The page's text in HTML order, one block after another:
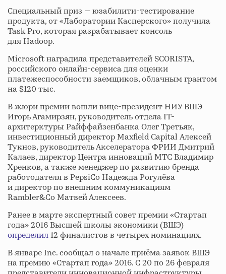
Специальный приз — юзабилити-тестирование
продукта, от «Лаборатории Касперского» получила
Task Pro, которая разрабатывает консоль
для Hadoop.
Microsoft наградила представителей SCORISTA,
российского онлайн-сервиса для оценки
платежеспособности заемщиков, облачным грантом
на $120 тыс.
В жюри премии вошли вице-президент НИУ ВШЭ
Игорь Агамирзян, руководитель отдела IT-
архитерктуры Райффайзенбанка Олег Третьяк,
инвестиционный директор Maxfield Capital Алексей
Тукнов, руководитель Акселератора ФРИИ Дмитрий
Калаев, директор Центра инноваций МТС Владимир
Хренков, а также менеджер по развитию бренда
работодателя в PepsiCo Надежда Рогулёва
и директор по внешним коммуникациям
Rambler&Co Матвей Алексеев.
Ранее в марте экспертный совет премии «Стартап
года» 2016 Высшей школы экономики (ВШЭ)
определил12 финалистов в четырех номинациях.
В январе Inc. сообщал о начале приёма заявок ВШЭ
на премию «Стартап года» 2016. С 20 по 26 февраля